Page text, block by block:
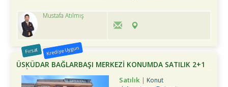
Mustafa Atılmış
Fırsat Krediye Uygun
ÜSKÜDAR BAĞLARBAŞI MERKEZİ KONUMDA SATILIK 2+1
DAİRE
Satılık
Konut